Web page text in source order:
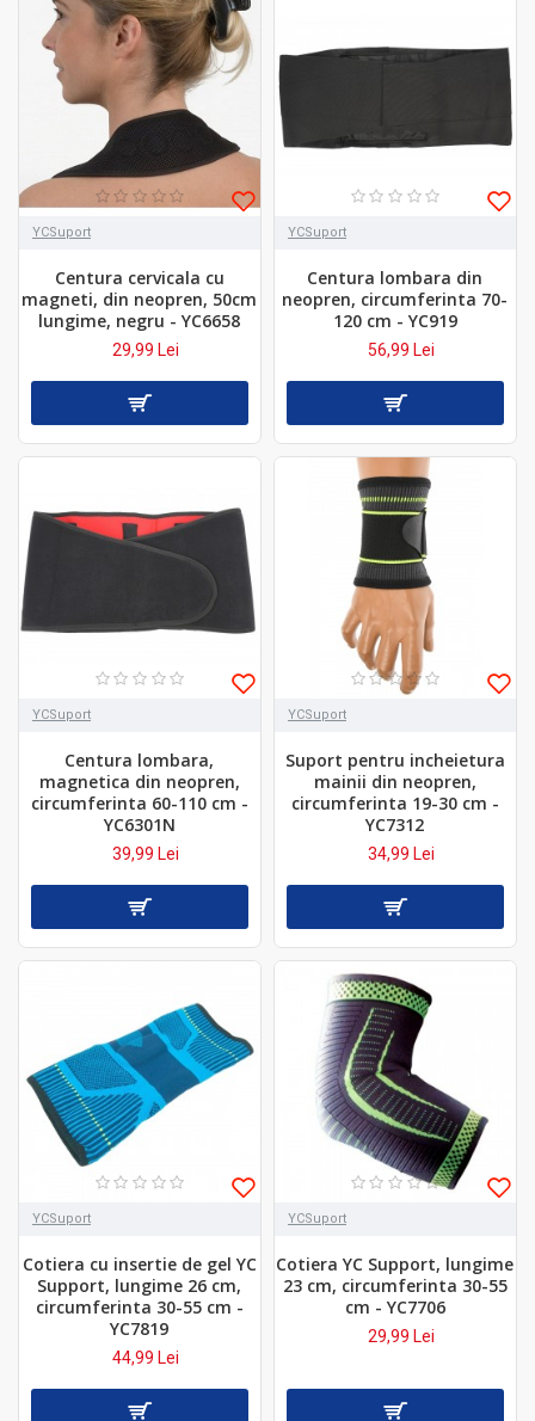
YCSuport
Centura cervicala cu
magneti, din neopren, 50cm
lungime, negru - YC6658
29,99 Lei
YCSuport
Centura lombara din
neopren, circumferinta 70-
120 cm - YC919
56,99 Lei
YCSuport
Centura lombara,
magnetica din neopren,
circumferinta 60-110 cm -
YC6301N
39,99 Lei
YCSuport
Suport pentru incheietura
mainii din neopren,
circumferinta 19-30 cm -
YC7312
34,99 Lei
YCSuport
Cotiera cu insertie de gel YC
Support, lungime 26 cm,
circumferinta 30-55 cm -
YC7819
44,99 Lei
YCSuport
Cotiera YC Support, lungime
23 cm, circumferinta 30-55
cm - YC7706
29,99 Lei